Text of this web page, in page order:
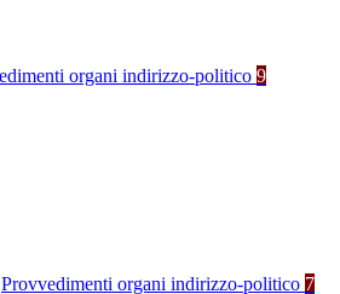
organi indirizzo-politico 9
Provvedimenti organi indirizzo-politico 7